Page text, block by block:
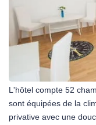
L'hôtel compte 52
sont équipées de la
privative avec une